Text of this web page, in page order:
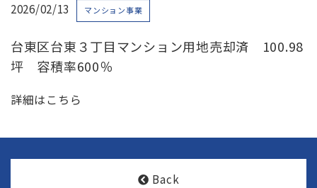
2026/02/13 マンション事業
台東区台東３丁目マンション用地売却済 100.98
坪 容積率600％
詳細はこちら
Back